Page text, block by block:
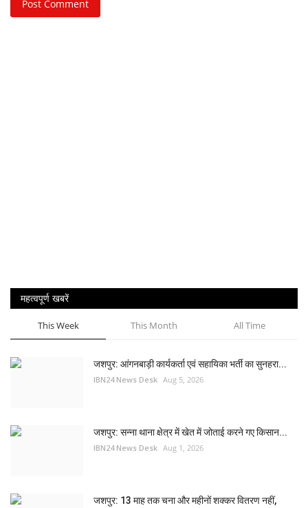
Post Comment
महत्वपूर्ण खबरें
This Week This Month All Time
जशपुर: आंगनबाड़ी कार्यकर्ता एवं सहायिका भर्ती का सुनहरा...
IBN24 News Desk Aug 5, 2026
जशपुर: सन्ना थाना क्षेत्र में खेत में जोताई करने गए किसान...
IBN24 News Desk Aug 1, 2026
जशपुर: 13 माह तक चना और महीनों शक्कर वितरण नहीं,